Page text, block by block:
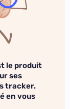
le produit
ses
tracker.
en vous